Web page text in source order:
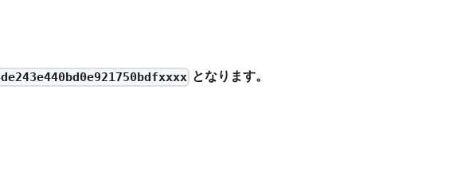
となります。